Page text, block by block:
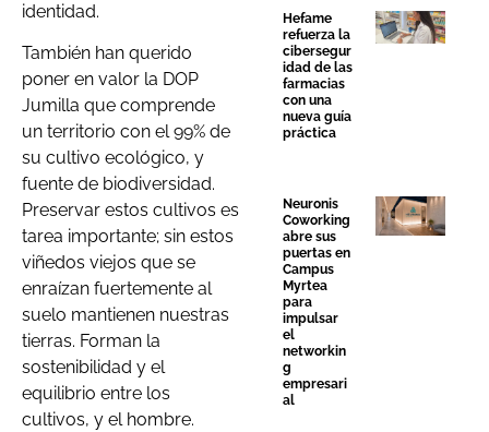
identidad.
También han querido
poner en valor la DOP
Jumilla que comprende
un territorio con el 99% de
su cultivo ecológico, y
fuente de biodiversidad.
Preservar estos cultivos es
tarea importante; sin estos
viñedos viejos que se
enraízan fuertemente al
suelo mantienen nuestras
tierras. Forman la
sostenibilidad y el
equilibrio entre los
cultivos, y el hombre.
Hefame
refuerza la
cibersegur
idad de las
farmacias
con una
nueva guía
práctica
Neuronis
Coworking
abre sus
puertas en
Campus
Myrtea
para
impulsar
el
networkin
g
empresari
al